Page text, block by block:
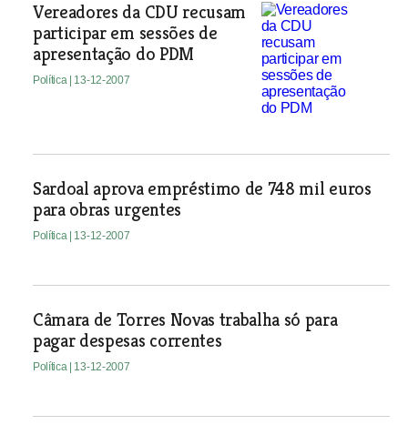
Vereadores da CDU recusam
participar em sessões de
apresentação do PDM
Política | 13-12-2007
Sardoal aprova empréstimo de 748 mil euros
para obras urgentes
Política | 13-12-2007
Câmara de Torres Novas trabalha só para
pagar despesas correntes
Política | 13-12-2007